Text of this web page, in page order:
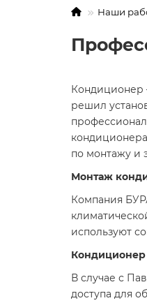
Наши
Кондиционер
решил
по монтажу и
Монтаж
Компания
используют
Кондиционер
В случае с
доступа для